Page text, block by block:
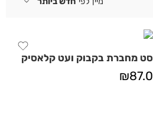
סט מחברת בקבוק ועט קלאסיק
₪87.0